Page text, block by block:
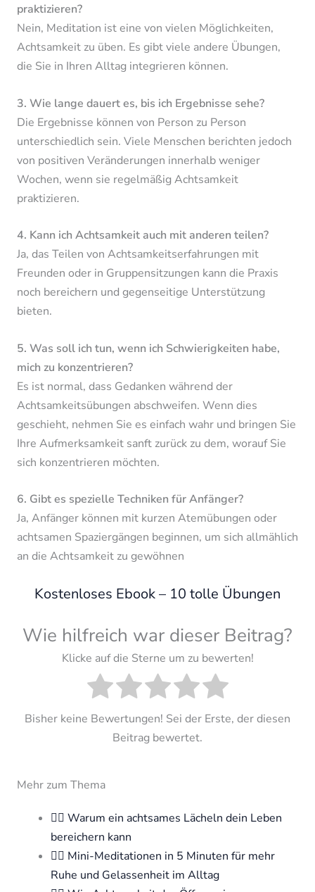
praktizieren?
Nein, Meditation ist eine von vielen Möglichkeiten,
Achtsamkeit zu üben. Es gibt viele andere Übungen,
die Sie in Ihren Alltag integrieren können.
3. Wie lange dauert es, bis ich Ergebnisse sehe?
Die Ergebnisse können von Person zu Person
unterschiedlich sein. Viele Menschen berichten jedoch
von positiven Veränderungen innerhalb weniger
Wochen, wenn sie regelmäßig Achtsamkeit
praktizieren.
4. Kann ich Achtsamkeit auch mit anderen teilen?
Ja, das Teilen von Achtsamkeitserfahrungen mit
Freunden oder in Gruppensitzungen kann die Praxis
noch bereichern und gegenseitige Unterstützung
bieten.
5. Was soll ich tun, wenn ich Schwierigkeiten habe,
mich zu konzentrieren?
Es ist normal, dass Gedanken während der
Achtsamkeitsübungen abschweifen. Wenn dies
geschieht, nehmen Sie es einfach wahr und bringen Sie
Ihre Aufmerksamkeit sanft zurück zu dem, worauf Sie
sich konzentrieren möchten.
6. Gibt es spezielle Techniken für Anfänger?
Ja, Anfänger können mit kurzen Atemübungen oder
achtsamen Spaziergängen beginnen, um sich allmählich
an die Achtsamkeit zu gewöhnen
Kostenloses Ebook – 10 tolle Übungen
Wie hilfreich war dieser Beitrag?
Klicke auf die Sterne um zu bewerten!
Bisher keine Bewertungen! Sei der Erste, der diesen
Beitrag bewertet.
Mehr zum Thema
🧘‍♀️ Warum ein achtsames Lächeln dein Leben
bereichern kann
🧘‍♀️ Mini-Meditationen in 5 Minuten für mehr
Ruhe und Gelassenheit im Alltag